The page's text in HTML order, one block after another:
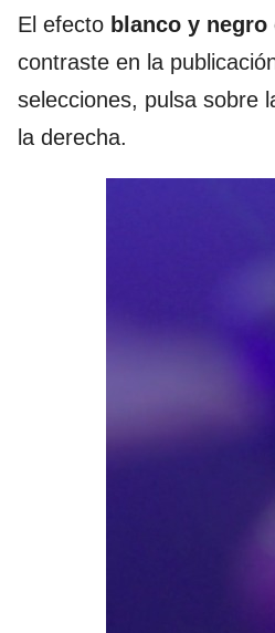
El efecto blanco y negro
contraste en la
selecciones, pulsa sobre
la derecha.